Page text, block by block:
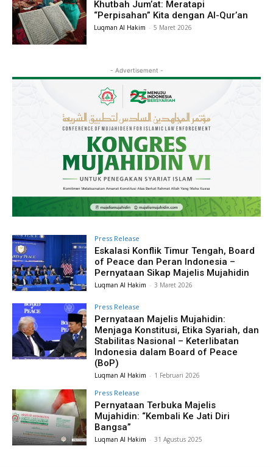
Khutbah Jum’at: Meratapi
“Perpisahan” Kita dengan Al-Qur’an
Luqman Al Hakim - 5 Maret 2026
- Advertisement -
Press Release
Eskalasi Konflik Timur Tengah, Board
of Peace dan Peran Indonesia –
Pernyataan Sikap Majelis Mujahidin
Luqman Al Hakim - 3 Maret 2026
Press Release
Pernyataan Majelis Mujahidin:
Menjaga Konstitusi, Etika Syariah, dan
Stabilitas Nasional – Keterlibatan
Indonesia dalam Board of Peace
(BoP)
Luqman Al Hakim - 1 Februari 2026
Press Release
Pernyataan Terbuka Majelis
Mujahidin: “Kembali Ke Jati Diri
Bangsa”
Luqman Al Hakim - 31 Agustus 2025